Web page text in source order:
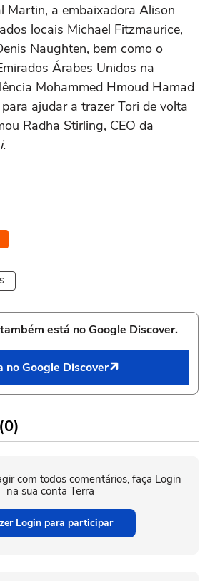
Martin, a embaixadora Alison
locais Michael Fitzmaurice,
Naughten, bem como o
Árabes Unidos na
Mohammed Hmoud Hamad
ajudar a trazer Tori de volta
Radha Stirling, CEO da
está no Google Discover.
no Google Discover
com todos comentários, faça Login
na sua conta Terra
Login para participar